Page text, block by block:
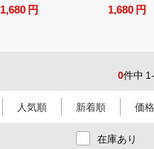
1,680 円 1,680 円
0件中
人気順 新着順 価
在庫あり